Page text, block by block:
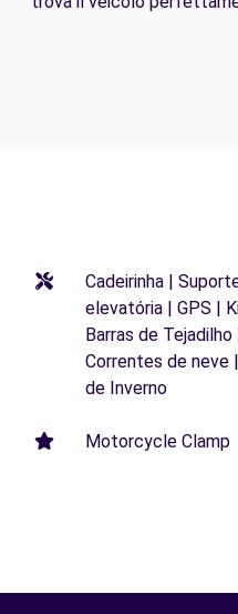
Cadeirinha |
elevatória | GPS |
Barras de
Correntes de neve
de Inverno
Motorcycle Clamp